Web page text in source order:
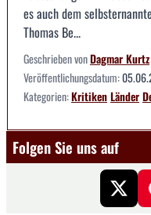
es auch dem
Thomas Be...
Geschrieben vonDagmar Kurtz
Veröffentlichungsdatum:
Kategorien:KritikenLänder
Folgen Sie uns auf